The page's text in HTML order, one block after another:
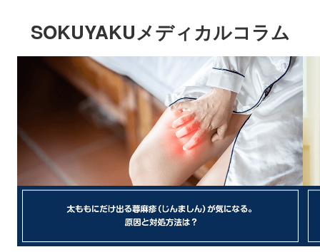
SOKUYAKUメディカルコラム